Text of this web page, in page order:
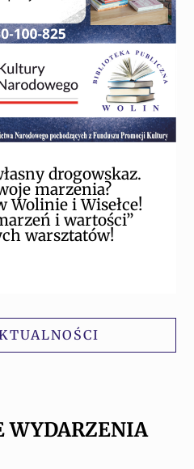
drogowskaz.
marzenia?
Wolinie i Wisełce!
i wartości”
warsztatów!
WYDARZENIA